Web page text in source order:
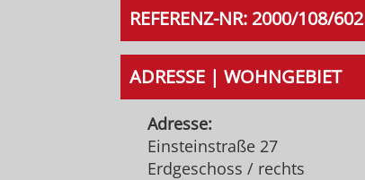
REFERENZ-NR: 2000/108/602
ADRESSE | WOHNGEBIET
Adresse:
Einsteinstraße 27
Erdgeschoss / rechts